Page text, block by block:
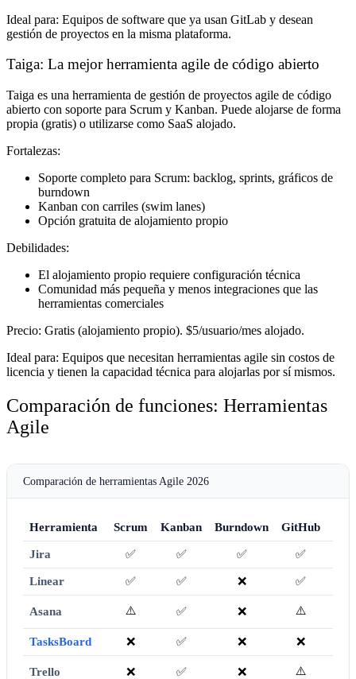
Ideal para: Equipos de software que ya usan GitLab y desean
gestión de proyectos en la misma plataforma.
Taiga: La mejor herramienta agile de código abierto
Taiga es una herramienta de gestión de proyectos agile de código
abierto con soporte para Scrum y Kanban. Puede alojarse de forma
propia (gratis) o utilizarse como SaaS alojado.
Fortalezas:
Soporte completo para Scrum: backlog, sprints, gráficos de
burndown
Kanban con carriles (swim lanes)
Opción gratuita de alojamiento propio
Debilidades:
El alojamiento propio requiere configuración técnica
Comunidad más pequeña y menos integraciones que las
herramientas comerciales
Precio: Gratis (alojamiento propio). $5/usuario/mes alojado.
Ideal para: Equipos que necesitan herramientas agile sin costos de
licencia y tienen la capacidad técnica para alojarlas por sí mismos.
Comparación de funciones: Herramientas
Agile
Comparación de herramientas Agile 2026
Herramienta Scrum Kanban Burndown GitHub
Jira ✅ ✅ ✅ ✅
Linear ✅ ✅ ❌ ✅
Asana ⚠️ ✅ ❌ ⚠️
TasksBoard ❌ ✅ ❌ ❌
Trello ❌ ✅ ❌ ⚠️